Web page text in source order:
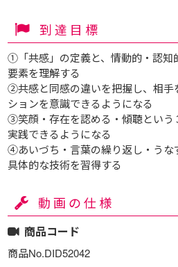
到達目標
①「共感」の定義と、情動的・認知
要素を理解する
②共感と同感の違いを把握し、相手
ションを意識できるようになる
③笑顔・存在を認める・傾聴という
実践できるようになる
④あいづち・言葉の繰り返し・うな
具体的な技術を習得する
動画の仕様
商品コード
商品No.DID52042